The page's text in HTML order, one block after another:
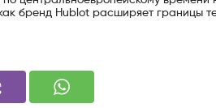
бренд Hublot расширяет границы